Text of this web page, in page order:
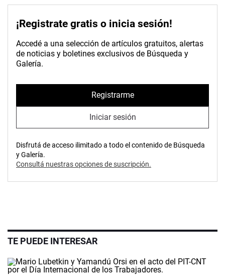
¡Registrate gratis o inicia sesión!
Accedé a una selección de artículos gratuitos, alertas
de noticias y boletines exclusivos de Búsqueda y
Galería.
Registrarme
Iniciar sesión
Disfrutá de acceso ilimitado a todo el contenido de Búsqueda
y Galería.
Consultá nuestras opciones de suscripción.
TE PUEDE INTERESAR